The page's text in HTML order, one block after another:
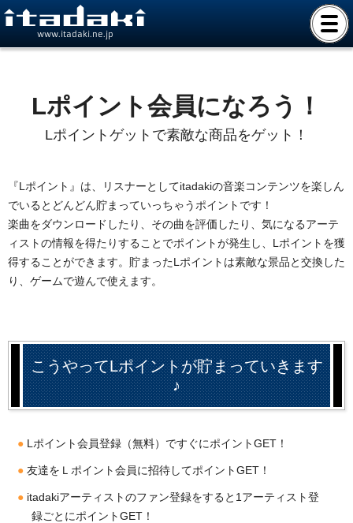
www.itadaki.ne.jp
Lポイント会員になろう！
Lポイントゲットで素敵な商品をゲット！
『Lポイント』は、リスナーとしてitadakiの音楽コンテンツを楽しん
でいるとどんどん貯まっていっちゃうポイントです！
楽曲をダウンロードしたり、その曲を評価したり、気になるアーテ
ィストの情報を得たりすることでポイントが発生し、Lポイントを獲
得することができます。貯まったLポイントは素敵な景品と交換した
り、ゲームで遊んで使えます。
こうやってLポイントが貯まっていきます
♪
Lポイント会員登録（無料）ですぐにポイントGET！
友達をＬポイント会員に招待してポイントGET！
itadakiアーティストのファン登録をすると1アーティスト登
録ごとにポイントGET！